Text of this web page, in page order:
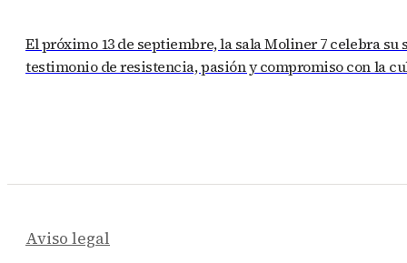
El próximo 13 de septiembre, la sala Moliner 7 celebra
testimonio de resistencia, pasión y compromiso con la
Aviso legal